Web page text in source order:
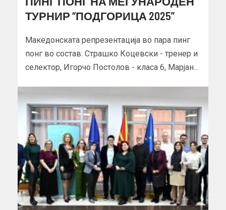
ТУРНИР “ПОДГОРИЦА 2025”
Македонската репрезентација во пара пинг
понг во состав: Страшко Коцевски - тренер и
селектор, Игорчо Постолов - класа 6, Марјан...